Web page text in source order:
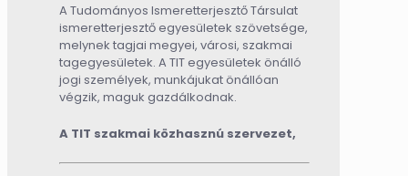
A Tudományos Ismeretterjesztő Társulat
ismeretterjesztő egyesületek szövetsége,
melynek tagjai megyei, városi, szakmai
tagegyesületek. A TIT egyesületek önálló
jogi személyek, munkájukat önállóan
végzik, maguk gazdálkodnak.
A TIT szakmai közhasznú szervezet,